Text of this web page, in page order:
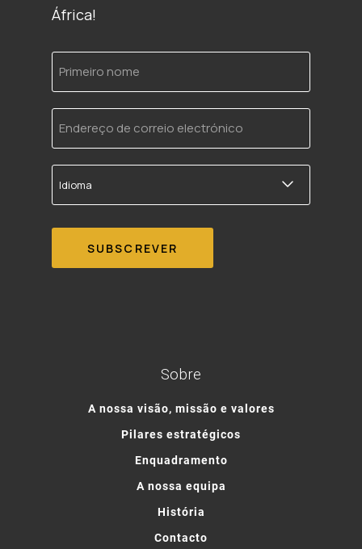
África!
Primeiro
nome
Endereço
de
correio
electrónico
Idioma
Sobre
A nossa visão, missão e valores
Pilares estratégicos
Enquadramento
A nossa equipa
História
Contacto